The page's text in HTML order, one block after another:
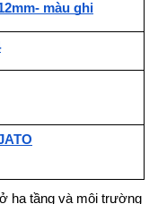
màu ghi
hạ tầng và môi trường